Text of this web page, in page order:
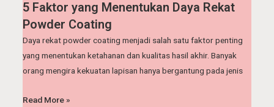
5 Faktor yang Menentukan Daya Rekat
Powder Coating
Daya rekat powder coating menjadi salah satu faktor penting
yang menentukan ketahanan dan kualitas hasil akhir. Banyak
orang mengira kekuatan lapisan hanya bergantung pada jenis
Read More »